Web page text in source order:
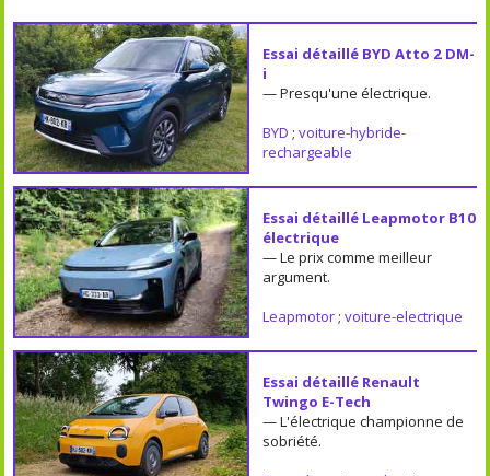
Essai détaillé BYD Atto 2 DM-
i
— Presqu'une électrique.
BYD ; voiture-hybride-
rechargeable
Essai détaillé Leapmotor B10
électrique
— Le prix comme meilleur
argument.
Leapmotor; voiture-electrique
Essai détaillé Renault
Twingo E-Tech
— L'électrique championne de
sobriété.